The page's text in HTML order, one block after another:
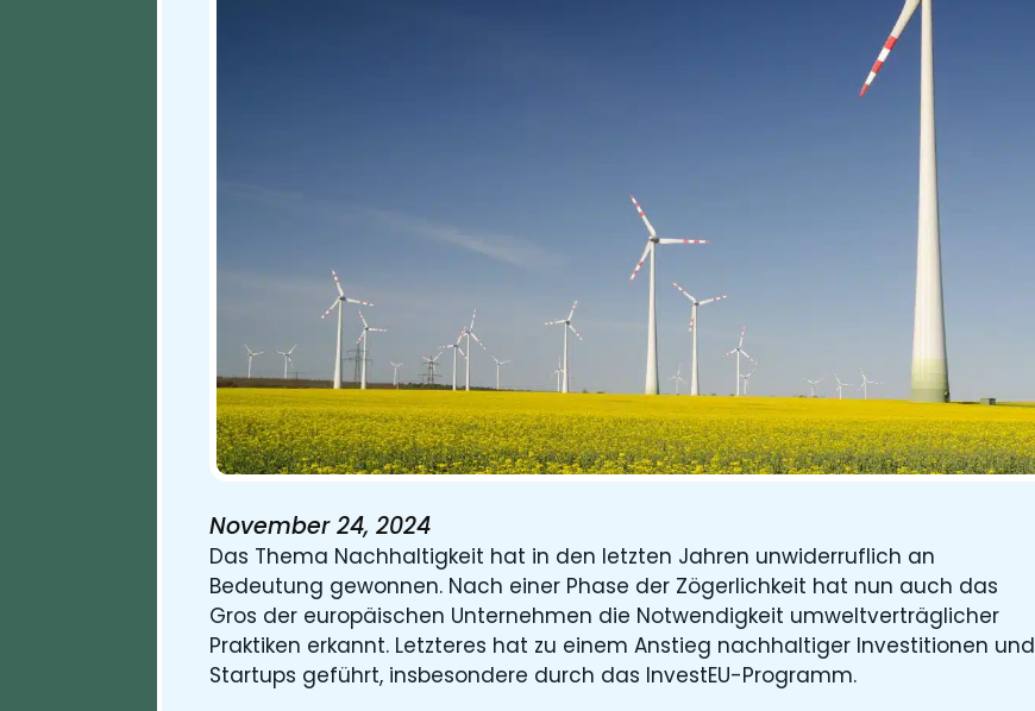
November 24, 2024
Das Thema Nachhaltigkeit hat in den letzten Jahren unwiderruflich an
Bedeutung gewonnen. Nach einer Phase der Zögerlichkeit hat nun auch das
Gros der europäischen Unternehmen die Notwendigkeit umweltverträglicher
Praktiken erkannt. Letzteres hat zu einem Anstieg nachhaltiger Investitionen und
Startups geführt, insbesondere durch das InvestEU-Programm.